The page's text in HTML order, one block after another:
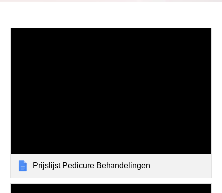
Prijslijst Pedicure Behandelingen